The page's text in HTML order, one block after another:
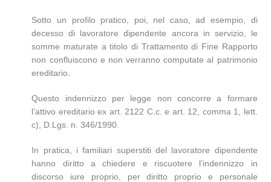
Sotto un profilo pratico, poi, nel caso, ad esempio, di
decesso di lavoratore dipendente ancora in servizio, le
somme maturate a titolo di Trattamento di Fine Rapporto
non confluiscono e non verranno computate al patrimonio
ereditario.
Questo indennizzo per legge non concorre a formare
l’attivo ereditario ex art. 2122 C.c. e art. 12, comma 1, lett.
c), D.Lgs. n. 346/1990.
In pratica, i familiari superstiti del lavoratore dipendente
hanno diritto a chiedere e riscuotere l’indennizzo in
discorso iure proprio, per diritto proprio e personale